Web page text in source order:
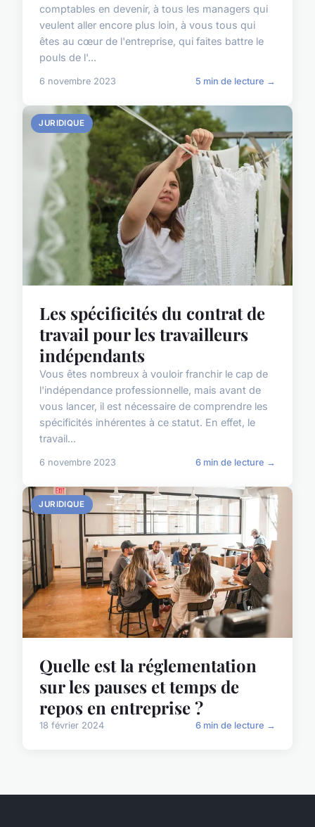
comptables en devenir, à tous les managers qui
veulent aller encore plus loin, à vous tous qui
êtes au cœur de l'entreprise, qui faites battre le
pouls de l'...
6 novembre 2023 5 min de lecture →
JURIDIQUE
Les spécificités du contrat de
travail pour les travailleurs
indépendants
Vous êtes nombreux à vouloir franchir le cap de
l'indépendance professionnelle, mais avant de
vous lancer, il est nécessaire de comprendre les
spécificités inhérentes à ce statut. En effet, le
travail...
6 novembre 2023 6 min de lecture →
JURIDIQUE
Quelle est la réglementation
sur les pauses et temps de
repos en entreprise ?
18 février 2024 6 min de lecture →